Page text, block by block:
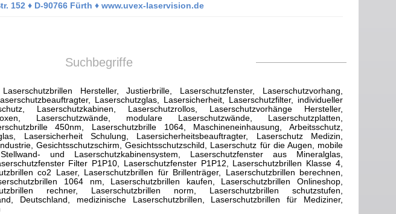
152 ♦ D-90766 Fürth ♦ www.uvex-laservision.de
Suchbegriffe
Hersteller, Justierbrille, Laserschutzfenster, Laserschutzvorhang,
Laserschutzglas, Lasersicherheit, Laserschutzfilter, individueller
Laserschutzkabinen, Laserschutzrollos, Laserschutzvorhänge Hersteller,
Laserschutzwände, modulare Laserschutzwände, Laserschutzplatten,
450nm, Laserschutzbrille 1064, Maschineneinhausung, Arbeitsschutz,
Lasersicherheit Schulung, Lasersicherheitsbeauftragter, Laserschutz Medizin,
Gesichtsschutzschirm, Gesichtsschutzschild, Laserschutz für die Augen, mobile
und Laserschutzkabinensystem, Laserschutzfenster aus Mineralglas,
Filter P1P10, Laserschutzfenster P1P12, Laserschutzbrillen Klasse 4,
co2 Laser, Laserschutzbrillen für Brillenträger, Laserschutzbrillen berechnen,
1064 nm, Laserschutzbrillen kaufen, Laserschutzbrillen Onlineshop,
rechner, Laserschutzbrillen norm, Laserschutzbrillen schutzstufen,
Deutschland, medizinische Laserschutzbrillen, Laserschutzbrillen für Mediziner,